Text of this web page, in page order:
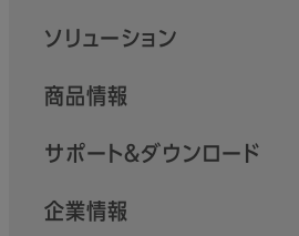
クイックリンク
ソリューション
商品情報
サポート＆ダウンロード
企業情報